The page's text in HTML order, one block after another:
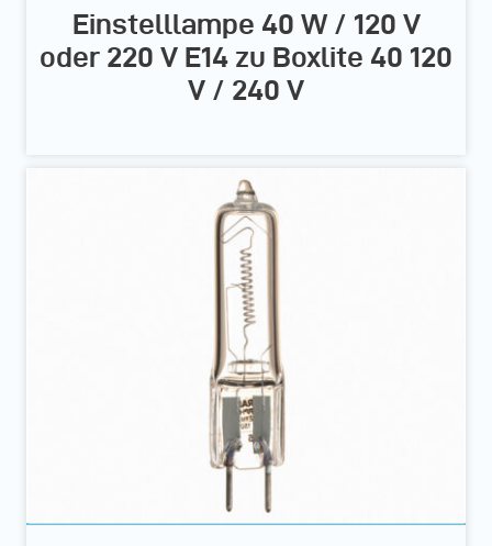
Einstelllampe 40 W / 120 V
oder 220 V E14 zu Boxlite 40 120
V / 240 V